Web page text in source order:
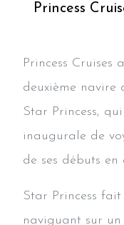
Princess
Princess Cruises
deuxième navire
Star Princess,
inaugurale de
de ses débuts en
Star Princess
naviguant sur